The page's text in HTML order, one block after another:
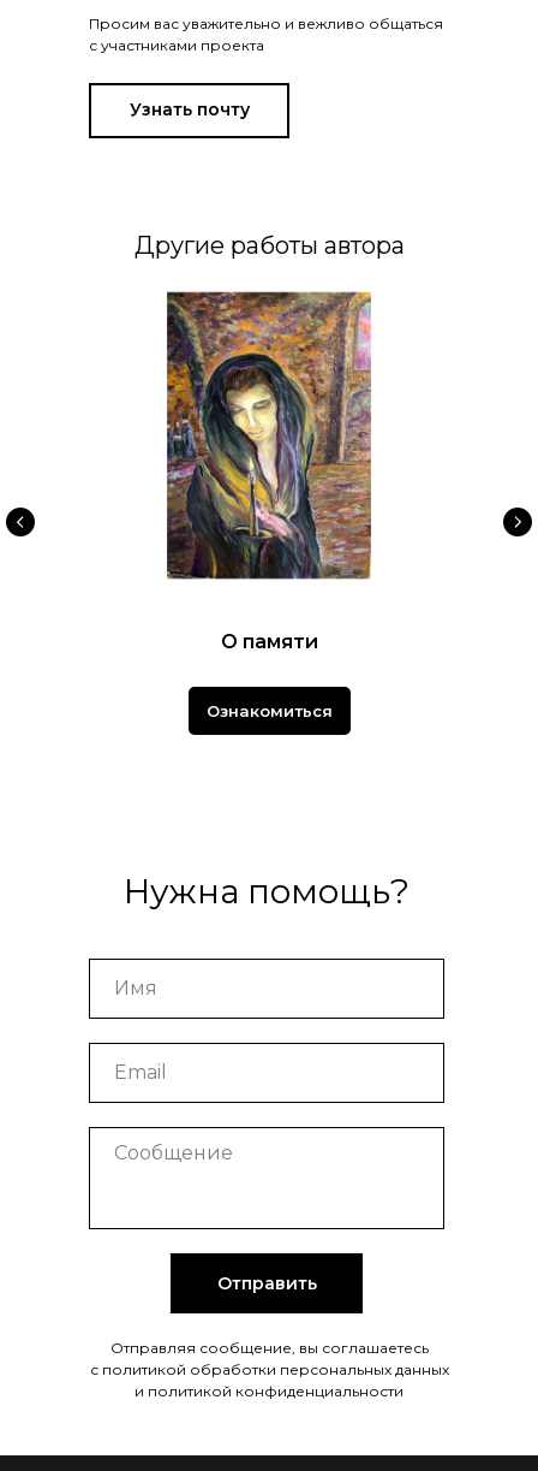
Просим вас уважительно и вежливо общаться
с участниками проекта
Узнать почту
Другие работы автора
О памяти
Ознакомиться
Нужна помощь?
Отправить
Отправляя сообщение, вы соглашаетесь
с политикой обработки персональных данных
и политикой конфиденциальности